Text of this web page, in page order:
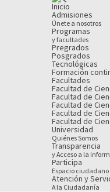
Inicio
Admisiones
Únete a nosotros
Programas
y facultades
Pregrados
Posgrados
Tecnológicas
Formación
Facultades
Facultad de
Facultad de
Facultad de
Facultad de
Facultad de
Universidad
Quiénes Somos
Transparencia
y Acceso a la
Participa
Espacio ciudadano
Atención y
A la Ciudadanía